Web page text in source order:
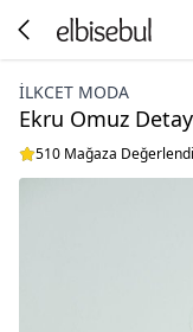
İLKCET MODA
Ekru Omuz
510 Mağaza